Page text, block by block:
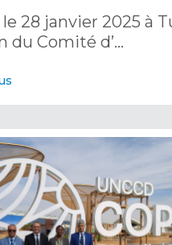
28 janvier 2025 à
du Comité d’…